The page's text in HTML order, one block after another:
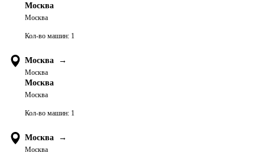
Москва
Москва
Кол-во машин: 1
Москва →
Москва
Москва
Москва
Кол-во машин: 1
Москва →
Москва